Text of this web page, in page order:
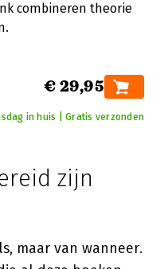
combineren theorie
€ 29,95
in huis | Gratis verzonden
zijn
maar van wanneer.